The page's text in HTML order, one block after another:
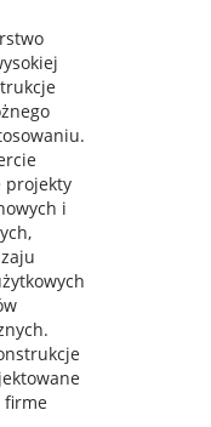
projekty
i
firme